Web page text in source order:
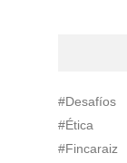
#Desafíos
#Ética
#Fincaraiz